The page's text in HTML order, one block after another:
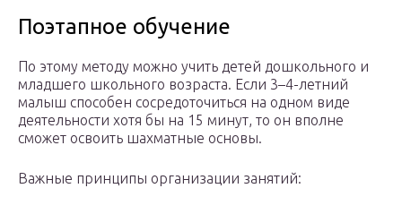
Поэтапное обучение
По этому методу можно учить детей дошкольного и
младшего школьного возраста. Если 3–4-летний
малыш способен сосредоточиться на одном виде
деятельности хотя бы на 15 минут, то он вполне
сможет освоить шахматные основы.
Важные принципы организации занятий: